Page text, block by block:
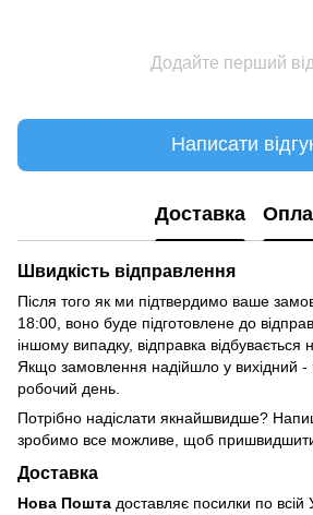
Додайте перший
Написати
Доставка
Швидкість відправлення
Після того як ми підтвердимо ваше
18:00, воно буде підготовлене до
іншому випадку, відправка відбувається
Якщо замовлення надійшло у вихідний
робочий день.
Потрібно надіслати якнайшвидше?
зробимо все можливе, щоб
Доставка
Нова Пошта доставляє посилки по всій